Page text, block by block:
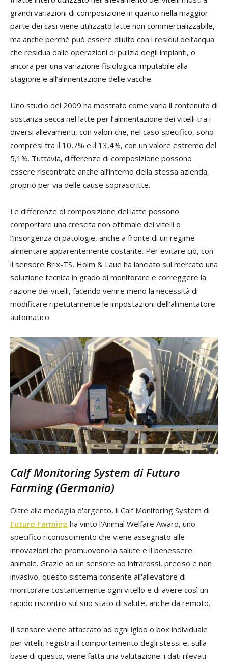
grandi variazioni di composizione in quanto nella maggior
parte dei casi viene utilizzato latte non commercializzabile,
ma anche perché può essere diluito con i residui dell’acqua
che residua dalle operazioni di pulizia degli impianti, o
ancora per una variazione fisiologica imputabile alla
stagione e all’alimentazione delle vacche.
Uno studio del 2009 ha mostrato come varia il contenuto di
sostanza secca nel latte per l’alimentazione dei vitelli tra i
diversi allevamenti, con valori che, nel caso specifico, sono
compresi tra il 10,7% e il 13,4%, con un valore estremo del
5,1%. Tuttavia, differenze di composizione possono
essere riscontrate anche all’interno della stessa azienda,
proprio per via delle cause soprascritte.
Le differenze di composizione del latte possono
comportare una crescita non ottimale dei vitelli o
l’insorgenza di patologie, anche a fronte di un regime
alimentare apparentemente costante. Per evitare ciò, con
il sensore Brix-TS, Holm & Laue ha lanciato sul mercato una
soluzione tecnica in grado di monitorare e correggere la
razione dei vitelli, facendo venire meno la necessità di
modificare ripetutamente le impostazioni dell’alimentatore
automatico.
Calf Monitoring System di Futuro
Farming (Germania)
Oltre alla medaglia d'argento, il Calf Monitoring System di
Futuro Farming ha vinto l'Animal Welfare Award, uno
specifico riconoscimento che viene assegnato alle
innovazioni che promuovono la salute e il benessere
animale. Grazie ad un sensore ad infrarossi, preciso e non
invasivo, questo sistema consente all'allevatore di
monitorare costantemente ogni vitello e di avere così un
rapido riscontro sul suo stato di salute, anche da remoto.
Il sensore viene attaccato ad ogni igloo o box individuale
per vitelli, registra il comportamento degli stessi e, sulla
base di questo, viene fatta una valutazione: i dati rilevati